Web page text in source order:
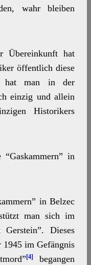
wahr bleiben
Übereinkunft hat
öffentlich diese
hat man in der
einzig und allein
Historikers
in
in Belzec
man sich im
Dieses
1945 im Gefängnis
[4]
begangen